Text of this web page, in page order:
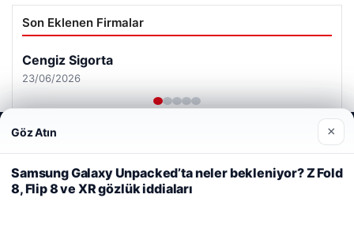
Son Eklenen Firmalar
Cengiz Sigorta
23/06/2026
Web sitemizi nasıl kullandığınızı daha iyi anlayabilmek,
deneyiminizi kişiselleştirmek ve geliştirmek amacıyla çerezler
kullanıyoruz. Çerez Politikamız
Reddet Kabul Et
Göz Atın ×
Samsung Galaxy Unpacked’ta neler bekleniyor? Z Fold
8, Flip 8 ve XR gözlük iddiaları